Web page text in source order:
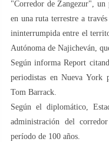
"Corredor de Zangezur", un
en una ruta terrestre a
ininterrumpida entre el
Autónoma de Najicheván,
Según informa Report
periodistas en Nueva York
Tom Barrack.
Según el diplomático,
administración del
período de 100 años.